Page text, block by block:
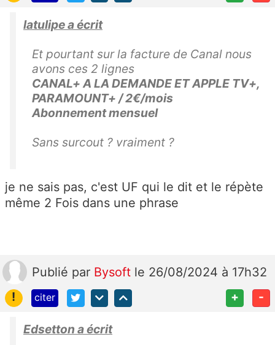
latulipe a écrit
Et pourtant sur la facture de Canal nous
avons ces 2 lignes
CANAL+ A LA DEMANDE ET APPLE TV+,
PARAMOUNT+ / 2€/mois
Abonnement mensuel
Sans surcout ? vraiment ?
je ne sais pas, c'est UF qui le dit et le répète
même 2 Fois dans une phrase
Publié par Bysoft le 26/08/2024 à 17h32
!
citer + -
Edsetton a écrit